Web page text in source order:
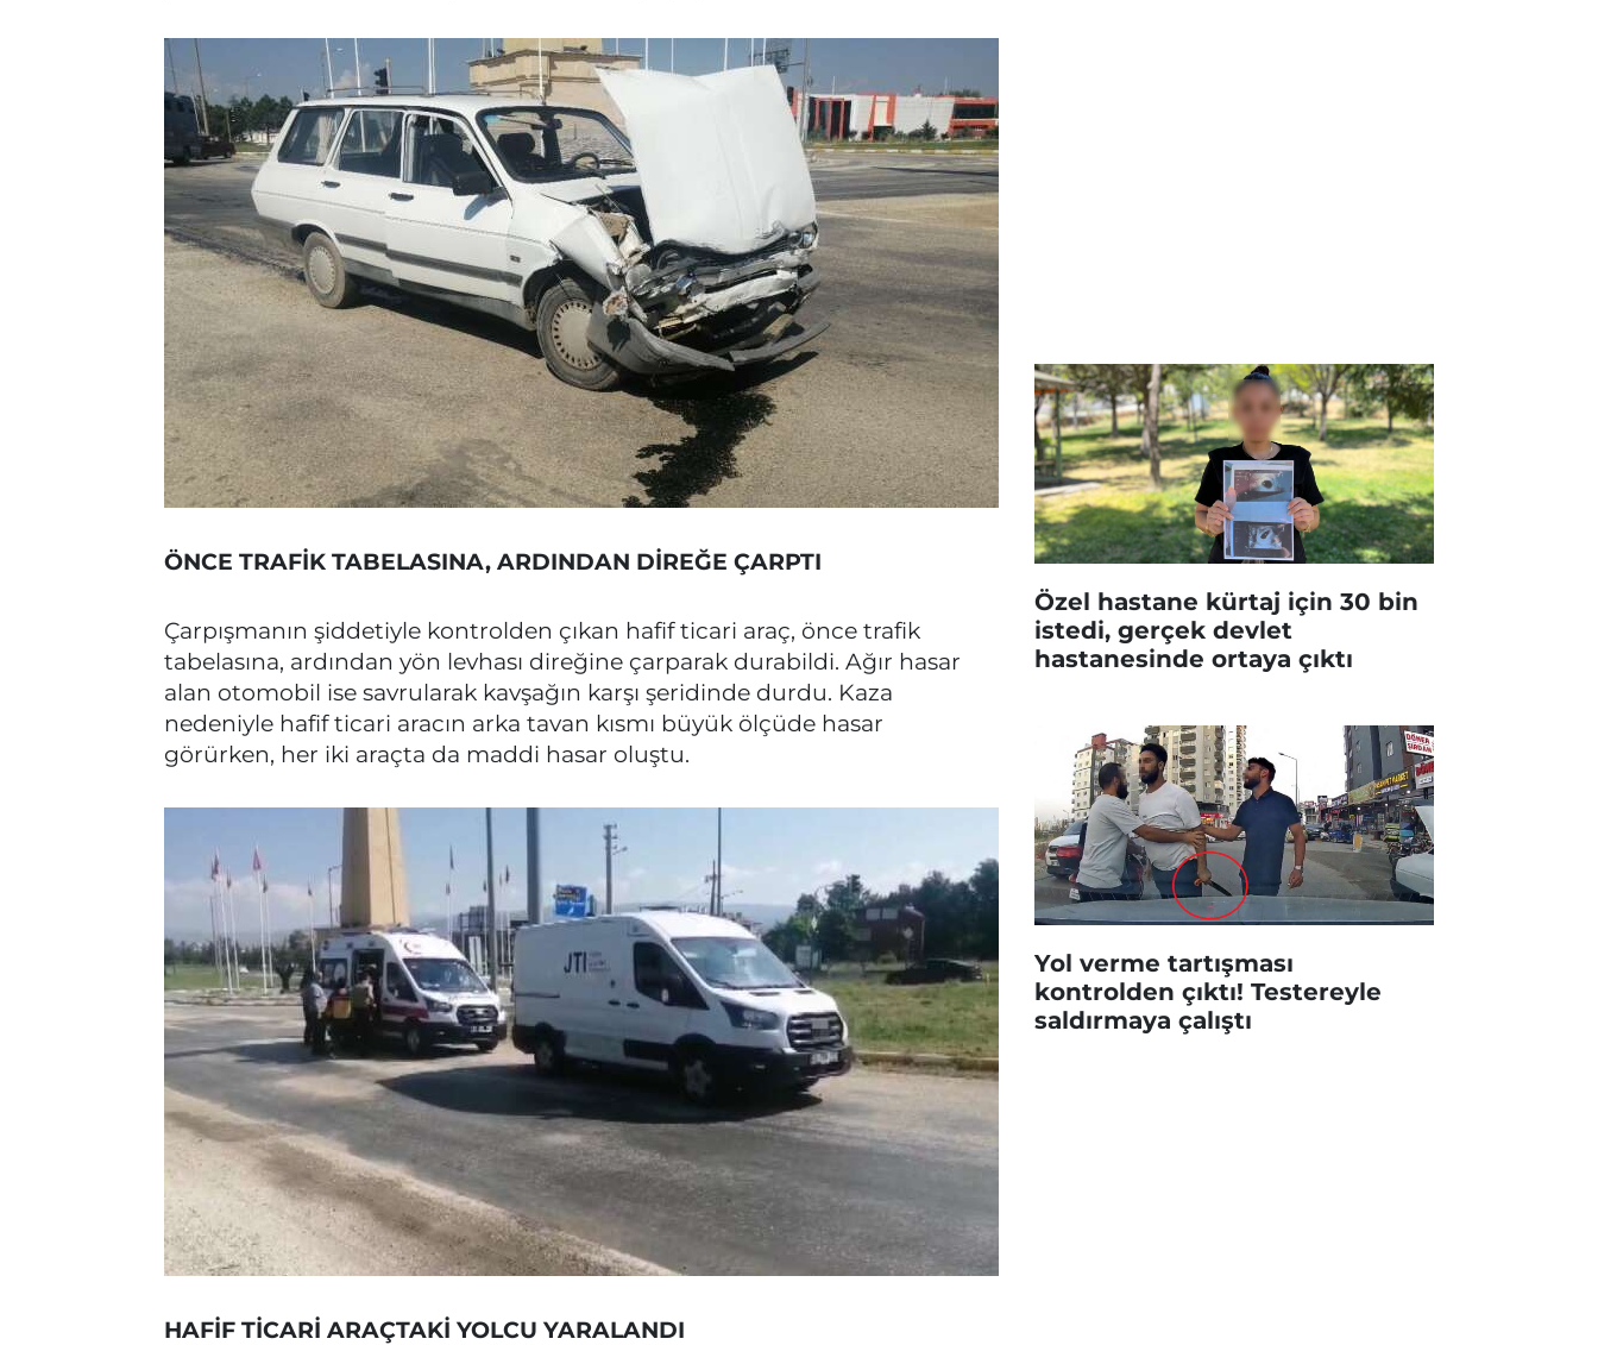
ÖNCE TRAFİK TABELASINA, ARDINDAN DİREĞE ÇARPTI
Çarpışmanın şiddetiyle kontrolden çıkan hafif ticari araç, önce trafik
tabelasına, ardından yön levhası direğine çarparak durabildi. Ağır hasar
alan otomobil ise savrularak kavşağın karşı şeridinde durdu. Kaza
nedeniyle hafif ticari aracın arka tavan kısmı büyük ölçüde hasar
görürken, her iki araçta da maddi hasar oluştu.
HAFİF TİCARİ ARAÇTAKİ YOLCU YARALANDI
Özel hastane kürtaj için 30 bin
istedi, gerçek devlet
hastanesinde ortaya çıktı
Yol verme tartışması
kontrolden çıktı! Testereyle
saldırmaya çalıştı